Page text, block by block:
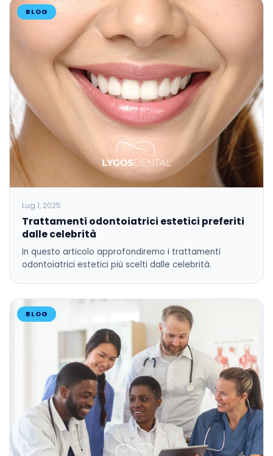
BLOG
Lug 1, 2025
Trattamenti odontoiatrici estetici preferiti
dalle celebrità
In questo articolo approfondiremo i trattamenti
odontoiatrici estetici più scelti dalle celebrità.
BLOG